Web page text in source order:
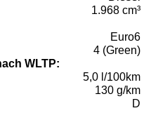
1.968 cm³
Euro6
4 (Green)
WLTP:
5,0 l/100km
130 g/km
D